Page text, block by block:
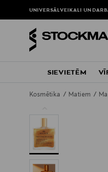
UNIVERSĀLVEIKALI UN
SIEVIETĒM
Kosmētika Matiem